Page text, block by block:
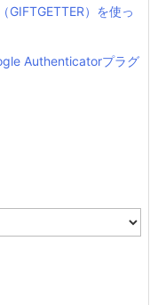
GIFTGETTER）を使っ
Authenticatorプラグ